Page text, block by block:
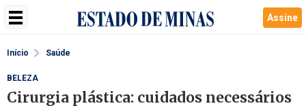
Assine
Início Saúde
BELEZA
Cirurgia plástica: cuidados necessários